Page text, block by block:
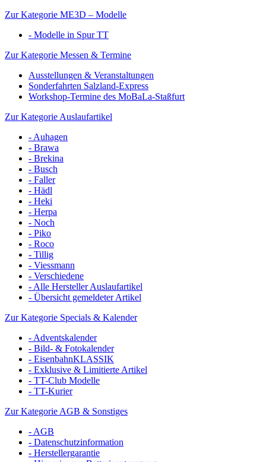
Zur Kategorie ME3D – Modelle
- Modelle in Spur TT
Zur Kategorie Messen & Termine
Ausstellungen & Veranstaltungen
Sonderfahrten Salzland-Express
Workshop-Termine des MoBaLa-Staßfurt
Zur Kategorie Auslaufartikel
- Auhagen
- Brawa
- Brekina
- Busch
- Faller
- Hädl
- Heki
- Herpa
- Noch
- Piko
- Roco
- Tillig
- Viessmann
- Verschiedene
- Alle Hersteller Auslaufartikel
- Übersicht gemeldeter Artikel
Zur Kategorie Specials & Kalender
- Adventskalender
- Bild- & Fotokalender
- EisenbahnKLASSIK
- Exklusive & Limitierte Artikel
- TT-Club Modelle
- TT-Kurier
Zur Kategorie AGB & Sonstiges
- AGB
- Datenschutzinformation
- Herstellergarantie